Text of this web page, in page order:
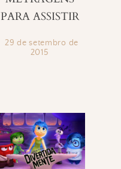
PARA ASSISTIR
29 de setembro de
2015